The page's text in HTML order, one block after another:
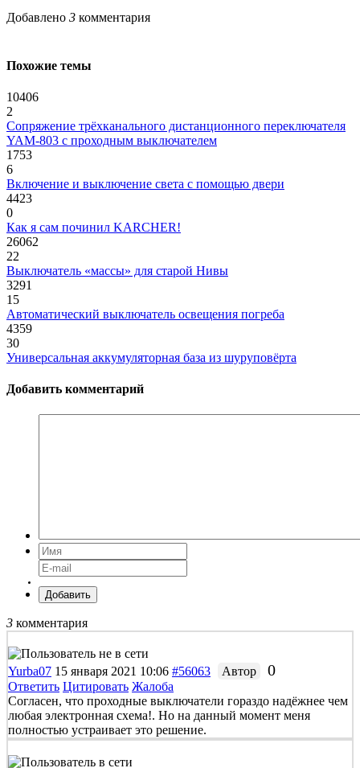
Добавлено 3 комментария
Похожие темы
10406
2
Сопряжение трёхканального дистанционного переключателя
YAM-803 с проходным выключателем
1753
6
Включение и выключение света с помощью двери
4423
0
Как я сам починил KARCHER!
26062
22
Выключатель «массы» для старой Нивы
3291
15
Автоматический выключатель освещения погреба
4359
30
Универсальная аккумуляторная база из шуруповёрта
Добавить комментарий
Добавить
3 комментария
Yurba07 15 января 2021 10:06 #56063 Автор 0
Ответить Цитировать Жалоба
Согласен, что проходные выключатели гораздо надёжнее чем
любая электронная схема!. Но на данный момент меня
полностью устраивает это решение.